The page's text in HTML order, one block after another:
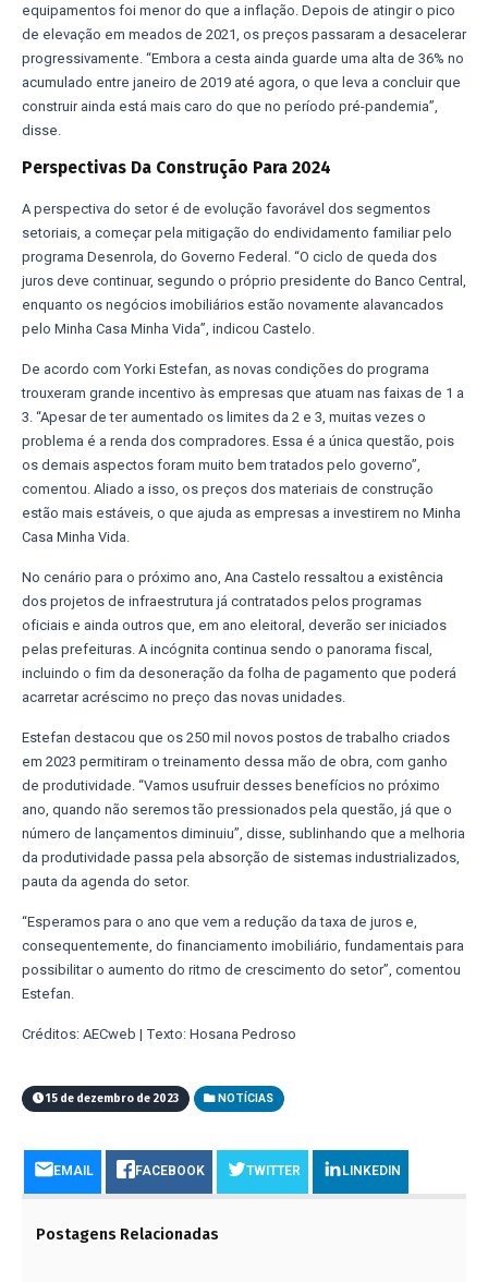
equipamentos foi menor do que a inflação. Depois de atingir o pico
de elevação em meados de 2021, os preços passaram a desacelerar
progressivamente. “Embora a cesta ainda guarde uma alta de 36% no
acumulado entre janeiro de 2019 até agora, o que leva a concluir que
construir ainda está mais caro do que no período pré-pandemia”,
disse.
Perspectivas Da Construção Para 2024
A perspectiva do setor é de evolução favorável dos segmentos
setoriais, a começar pela mitigação do endividamento familiar pelo
programa Desenrola, do Governo Federal. “O ciclo de queda dos
juros deve continuar, segundo o próprio presidente do Banco Central,
enquanto os negócios imobiliários estão novamente alavancados
pelo Minha Casa Minha Vida”, indicou Castelo.
De acordo com Yorki Estefan, as novas condições do programa
trouxeram grande incentivo às empresas que atuam nas faixas de 1 a
3. “Apesar de ter aumentado os limites da 2 e 3, muitas vezes o
problema é a renda dos compradores. Essa é a única questão, pois
os demais aspectos foram muito bem tratados pelo governo”,
comentou. Aliado a isso, os preços dos materiais de construção
estão mais estáveis, o que ajuda as empresas a investirem no Minha
Casa Minha Vida.
No cenário para o próximo ano, Ana Castelo ressaltou a existência
dos projetos de infraestrutura já contratados pelos programas
oficiais e ainda outros que, em ano eleitoral, deverão ser iniciados
pelas prefeituras. A incógnita continua sendo o panorama fiscal,
incluindo o fim da desoneração da folha de pagamento que poderá
acarretar acréscimo no preço das novas unidades.
Estefan destacou que os 250 mil novos postos de trabalho criados
em 2023 permitiram o treinamento dessa mão de obra, com ganho
de produtividade. “Vamos usufruir desses benefícios no próximo
ano, quando não seremos tão pressionados pela questão, já que o
número de lançamentos diminuiu”, disse, sublinhando que a melhoria
da produtividade passa pela absorção de sistemas industrializados,
pauta da agenda do setor.
“Esperamos para o ano que vem a redução da taxa de juros e,
consequentemente, do financiamento imobiliário, fundamentais para
possibilitar o aumento do ritmo de crescimento do setor”, comentou
Estefan.
Créditos: AECweb | Texto: Hosana Pedroso
15 de dezembro de 2023 NOTÍCIAS
EMAIL FACEBOOK TWITTER LINKEDIN
Postagens Relacionadas